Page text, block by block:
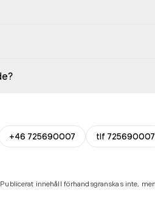
+46 725690007 tlf 725690007
innehåll förhandsgranskas inte,